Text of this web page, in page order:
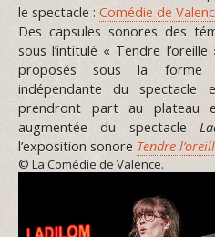
le spectacle : Comédie de
Des capsules sonores des
sous l’intitulé « Tendre
proposés sous la forme
indépendante du spectacle et
prendront part au plateau
augmentée du spectacle
l’exposition sonore Tendre
© La Comédie de Valence.